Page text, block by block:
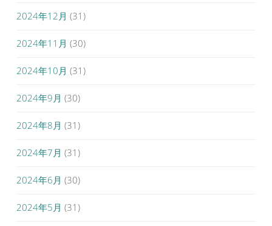
2024年12月 (31)
2024年11月 (30)
2024年10月 (31)
2024年9月 (30)
2024年8月 (31)
2024年7月 (31)
2024年6月 (30)
2024年5月 (31)